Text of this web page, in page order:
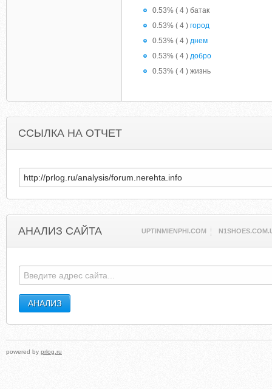
0.53% ( 4 ) батак
0.53% ( 4 ) город
0.53% ( 4 ) днем
0.53% ( 4 ) добро
0.53% ( 4 ) жизнь
ССЫЛКА НА ОТЧЕТ
АНАЛИЗ САЙТА UPTINMIENPHI.COM
powered by prlog.ru